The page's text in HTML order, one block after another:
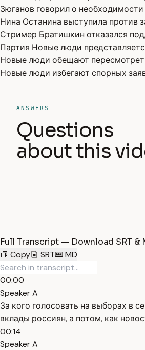
Зюганов говорил о
Нина Останина выступила против
Стример Братишкин отказался
Партия Новые люди
Новые люди обещают
Новые люди избегают спорных
ANSWERS
Questions
about this
Full Transcript — Download SRT &
Copy
SRT MD
00:00
Speaker A
За кого голосовать на выборах в
вклады россиян, а потом, как
00:14
Speaker A